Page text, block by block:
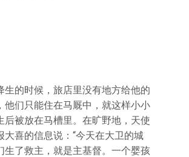
生的时候，旅店里没有地方给他的
他们只能住在马厩中，就这样小小
后被放在马槽里。在旷野地，天使
大喜的信息说：“今天在大卫的城
生了救主，就是主基督。一个婴孩